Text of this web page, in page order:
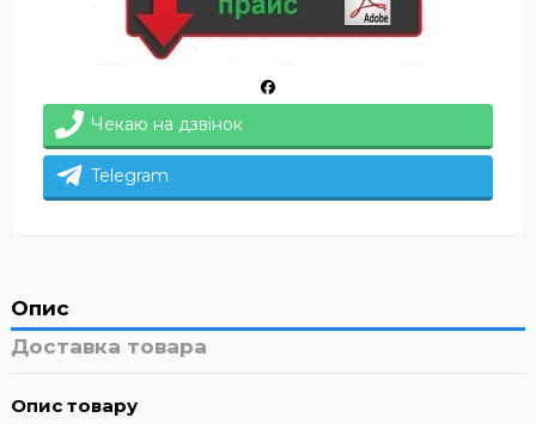
Чекаю на дзвінок
Telegram
Опис
Доставка товара
Опис товару